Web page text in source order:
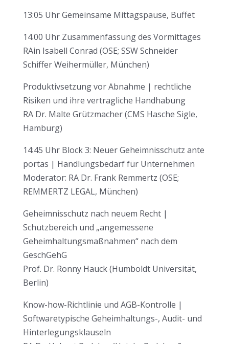
13:05 Uhr Gemeinsame Mittagspause, Buffet
14.00 Uhr Zusammenfassung des Vormittages
RAin Isabell Conrad (OSE; SSW Schneider
Schiffer Weihermüller, München)
Produktivsetzung vor Abnahme | rechtliche
Risiken und ihre vertragliche Handhabung
RA Dr. Malte Grützmacher (CMS Hasche Sigle,
Hamburg)
14:45 Uhr Block 3: Neuer Geheimnisschutz ante
portas | Handlungsbedarf für Unternehmen
Moderator: RA Dr. Frank Remmertz (OSE;
REMMERTZ LEGAL, München)
Geheimnisschutz nach neuem Recht |
Schutzbereich und „angemessene
Geheimhaltungsmaßnahmen“ nach dem
GeschGehG
Prof. Dr. Ronny Hauck (Humboldt Universität,
Berlin)
Know-how-Richtlinie und AGB-Kontrolle |
Softwaretypische Geheimhaltungs-, Audit- und
Hinterlegungsklauseln